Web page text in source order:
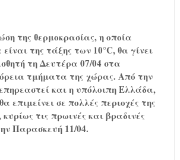
της θερμοκρασίας, η οποία
της τάξης των 10°C, θα γίνει
τη Δευτέρα 07/04 στα
τμήματα της χώρας. Από την
και η υπόλοιπη Ελλάδα,
επιμείνει σε πολλές περιοχές της
τις πρωινές και βραδινές
Παρασκευή 11/04.